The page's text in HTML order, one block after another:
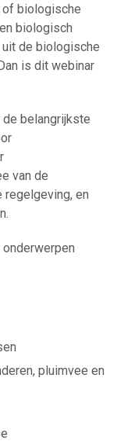
of biologische
biologisch
de biologische
is dit webinar
belangrijkste
van de
en
pluimvee en